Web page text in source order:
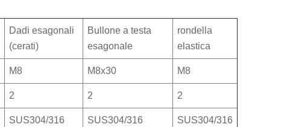
Dadi esagonali
(cerati)
Bullone a testa
esagonale
rondella
elastica
M8 M8x30 M8
2 2 2
SUS304/316 SUS304/316 SUS304/316